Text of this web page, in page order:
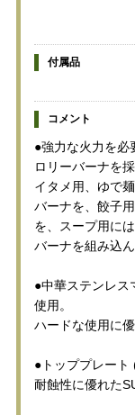
付属品
コメント
●強力な火力を必
ロリーバーナを採
イタメ用、ゆで
バーナを、餃子
を、スープ用に
バーナを組み込
●中華ステンレス
使用。
ハードな使用に
●トッププレート
耐蝕性に優れた